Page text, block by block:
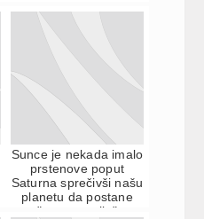
Sunce je nekada imalo
prstenove poput
Saturna sprečivši našu
planetu da postane
"superzemlja"